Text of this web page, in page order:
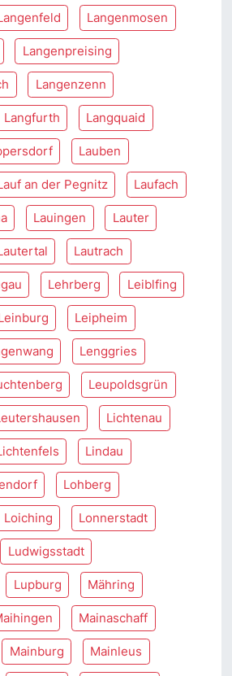
Langenmosen
Langenpreising
Langenzenn
Langfurth Langquaid
Lauben
an der Pegnitz Laufach
Lauingen Lauter
Lautrach
Lehrberg Leiblfing
Leipheim
Lenggries
Leupoldsgrün
Lichtenau
Lindau
Lohberg
Loiching Lonnerstadt
Ludwigsstadt
Lupburg Mähring
Mainaschaff
Mainburg Mainleus